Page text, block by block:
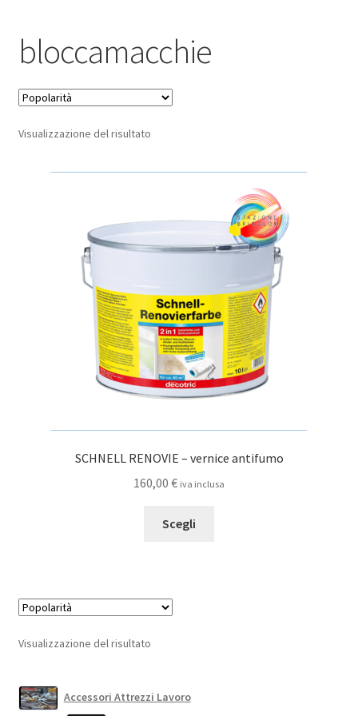
bloccamacchie
Visualizzazione del risultato
SCHNELL RENOVIE – vernice antifumo
160,00 € iva inclusa
Scegli
Visualizzazione del risultato
Accessori Attrezzi Lavoro